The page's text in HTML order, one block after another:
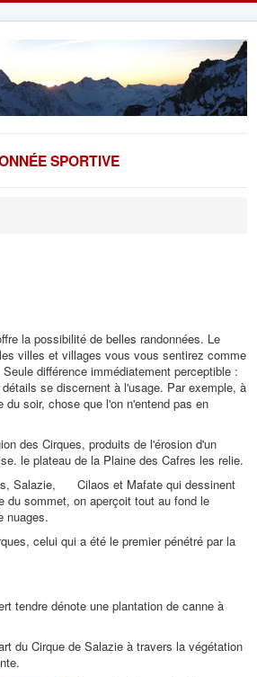
SPORTIVE
la possibilité de belles randonnées. Le
villes et villages vous vous sentirez comme
différence immédiatement perceptible :
se discernent à l'usage. Par exemple, à
soir, chose que l'on n'entend pas en
des Cirques, produits de l'érosion d'un
le plateau de la Plaine des Cafres les relie.
Salazie, Cilaos et Mafate qui dessinent
du sommet, on aperçoit tout au fond le
nuages.
celui qui a été le premier pénétré par la
tendre dénote une plantation de canne à
du Cirque de Salazie à travers la végétation